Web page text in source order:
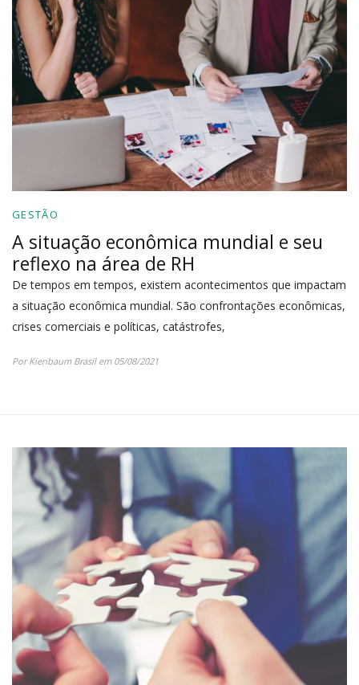
GESTÃO
A situação econômica mundial e seu
reflexo na área de RH
De tempos em tempos, existem acontecimentos que impactam
a situação econômica mundial. São confrontações econômicas,
crises comerciais e políticas, catástrofes,
Por Kienbaum Brasil em 05/08/2021